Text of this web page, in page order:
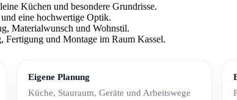
und Maßküchen
sich an Kunden in Kassel und Umgebung, die keine
Küchen und besondere Grundrisse.
eine hochwertige Optik.
Materialwunsch und Wohnstil.
Fertigung und Montage im Raum Kassel.
Eigene Planung
Küche, Stauraum, Geräte und Arbeitswege